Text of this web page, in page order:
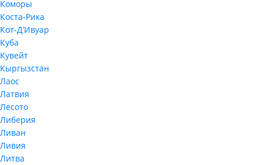
Коморы
Коста-Рика
Кот-Д’Ивуар
Куба
Кувейт
Кыргызстан
Лаос
Латвия
Лесото
Либерия
Ливан
Ливия
Литва